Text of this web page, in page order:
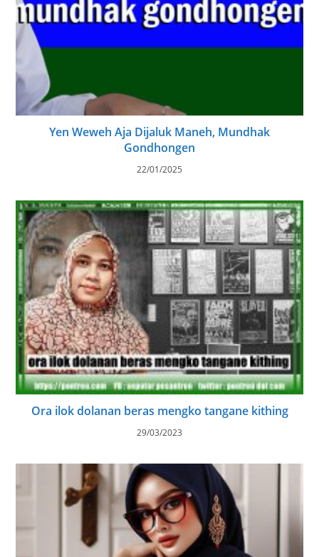
Yen Weweh Aja Dijaluk Maneh, Mundhak
Gondhongen
22/01/2025
Ora ilok dolanan beras mengko tangane kithing
29/03/2023